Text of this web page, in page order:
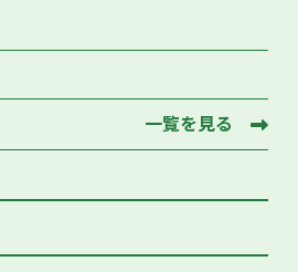
一覧を見る